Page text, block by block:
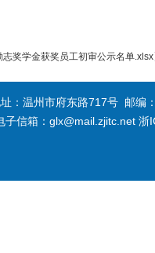
志奖学金获奖员工初审公示名单.xlsx
：温州市府东路717号 邮编
信箱：glx@mail.zjitc.net 浙